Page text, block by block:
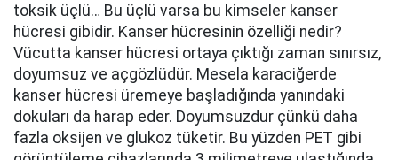
toksik üçlü… Bu üçlü varsa bu kimseler kanser
hücresi gibidir. Kanser hücresinin özelliği nedir?
Vücutta kanser hücresi ortaya çıktığı zaman sınırsız,
doyumsuz ve açgözlüdür. Mesela karaciğerde
kanser hücresi üremeye başladığında yanındaki
dokuları da harap eder. Doyumsuzdur çünkü daha
fazla oksijen ve glukoz tüketir. Bu yüzden PET gibi